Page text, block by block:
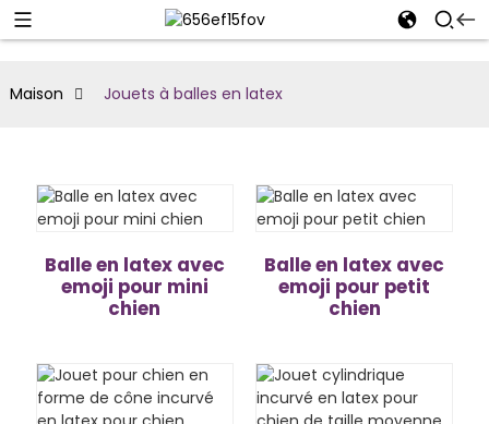
Maison Jouets à balles en latex
Balle en latex avec
emoji pour mini
chien
Balle en latex avec
emoji pour petit
chien